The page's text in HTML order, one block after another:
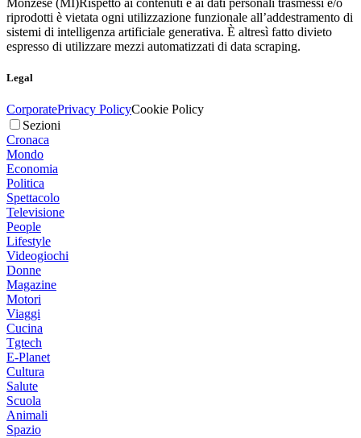
riprodotti è vietata ogni utilizzazione funzionale all’addestramento di
sistemi di intelligenza artificiale generativa. È altresì fatto divieto
espresso di utilizzare mezzi automatizzati di data scraping.
Legal
CorporatePrivacy PolicyCookie Policy
Sezioni
Cronaca
Mondo
Economia
Politica
Spettacolo
Televisione
People
Lifestyle
Videogiochi
Donne
Magazine
Motori
Viaggi
Cucina
Tgtech
E-Planet
Cultura
Salute
Scuola
Animali
Spazio